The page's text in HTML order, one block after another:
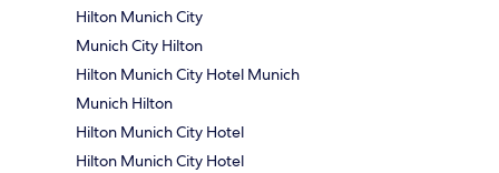
Hilton Munich City
Munich City Hilton
Hilton Munich City Hotel Munich
Munich Hilton
Hilton Munich City Hotel
Hilton Munich City Hotel